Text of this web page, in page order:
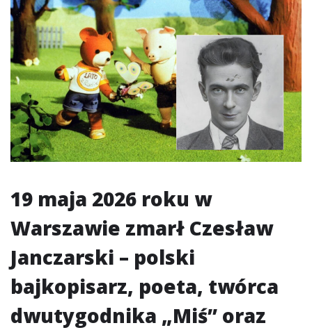
19 maja 2026 roku w
Warszawie zmarł Czesław
Janczarski – polski
bajkopisarz, poeta, twórca
dwutygodnika „Miś” oraz